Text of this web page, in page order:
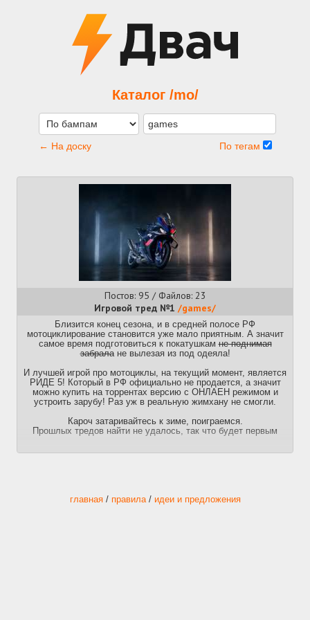
Каталог /mo/
← На доску По тегам
Постов: 95 / Файлов: 23
Игровой тред №1 /games/
Близится конец сезона, и в средней полосе РФ
мотоциклирование становится уже мало приятным. А значит
самое время подготовиться к покатушкамне поднимая
забралане вылезая из под одеяла!
И лучшей игрой про мотоциклы, на текущий момент, является
РИДЕ 5! Который в РФ официально не продается, а значит
можно купить на торрентах версию с ОНЛАЕН режимом и
устроить зарубу! Раз уж в реальную жимхану не смогли.
Кароч затаривайтесь к зиме, поиграемся.
Прошлых тредов найти не удалось, так что будет первым
главная/ правила/ идеи и предложения